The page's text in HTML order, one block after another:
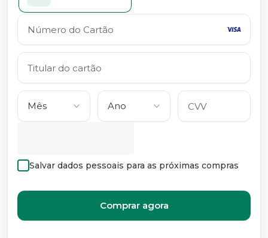
Salvar dados pessoais para as próximas compras
Comprar agora